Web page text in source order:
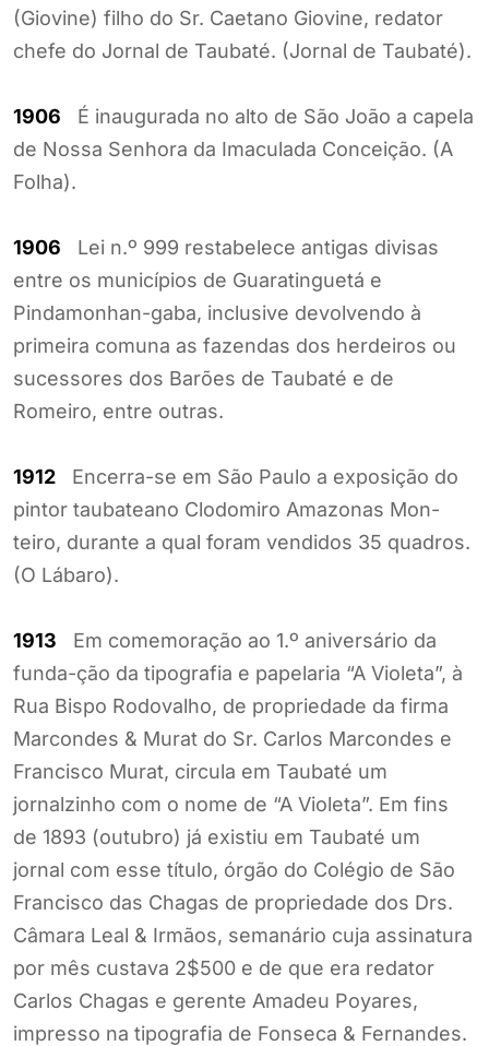
(Giovine) filho do Sr. Caetano Giovine, redator
chefe do Jornal de Taubaté. (Jornal de Taubaté).
1906 É inaugurada no alto de São João a capela
de Nossa Senhora da Imaculada Conceição. (A
Folha).
1906 Lei n.º 999 restabelece antigas divisas
entre os municípios de Guaratinguetá e
Pindamonhan-gaba, inclusive devolvendo à
primeira comuna as fazendas dos herdeiros ou
sucessores dos Barões de Taubaté e de
Romeiro, entre outras.
1912 Encerra-se em São Paulo a exposição do
pintor taubateano Clodomiro Amazonas Mon-
teiro, durante a qual foram vendidos 35 quadros.
(O Lábaro).
1913 Em comemoração ao 1.º aniversário da
funda-ção da tipografia e papelaria “A Violeta”, à
Rua Bispo Rodovalho, de propriedade da firma
Marcondes & Murat do Sr. Carlos Marcondes e
Francisco Murat, circula em Taubaté um
jornalzinho com o nome de “A Violeta”. Em fins
de 1893 (outubro) já existiu em Taubaté um
jornal com esse título, órgão do Colégio de São
Francisco das Chagas de propriedade dos Drs.
Câmara Leal & Irmãos, semanário cuja assinatura
por mês custava 2$500 e de que era redator
Carlos Chagas e gerente Amadeu Poyares,
impresso na tipografia de Fonseca & Fernandes.